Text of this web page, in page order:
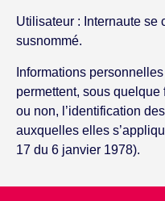
Utilisateur : Internaute se
susnommé.
Informations
permettent, sous
ou non, l’identification
auxquelles elles
17 du 6 janvier 1978).